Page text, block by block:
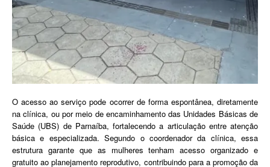
O acesso ao serviço pode ocorrer de forma espontânea, diretamente
na clínica, ou por meio de encaminhamento das Unidades Básicas de
Saúde (UBS) de Parnaíba, fortalecendo a articulação entre atenção
básica e especializada. Segundo o coordenador da clínica, essa
estrutura garante que as mulheres tenham acesso organizado e
gratuito ao planejamento reprodutivo, contribuindo para a promoção da